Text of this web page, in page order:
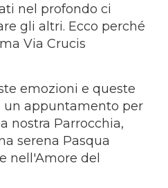
nel profondo ci
gli altri. Ecco perché
Via Crucis
emozioni e queste
appuntamento per
nostra Parrocchia,
serena Pasqua
nell'Amore del